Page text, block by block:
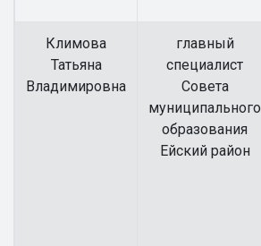
Климова
Татьяна
Владимировна
главный
специалист
Совета
муниципального
образования
Ейский район